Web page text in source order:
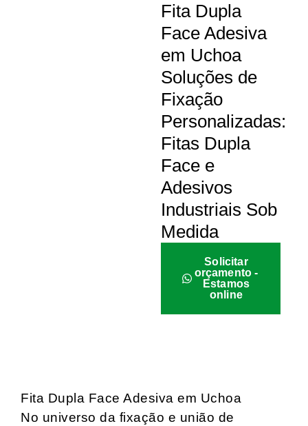
Fita Dupla
Face Adesiva
em Uchoa
Soluções de
Fixação
Personalizadas:
Fitas Dupla
Face e
Adesivos
Industriais Sob
Medida
Solicitar
orçamento -
Estamos
online
Fita Dupla Face Adesiva em Uchoa
No universo da fixação e união de